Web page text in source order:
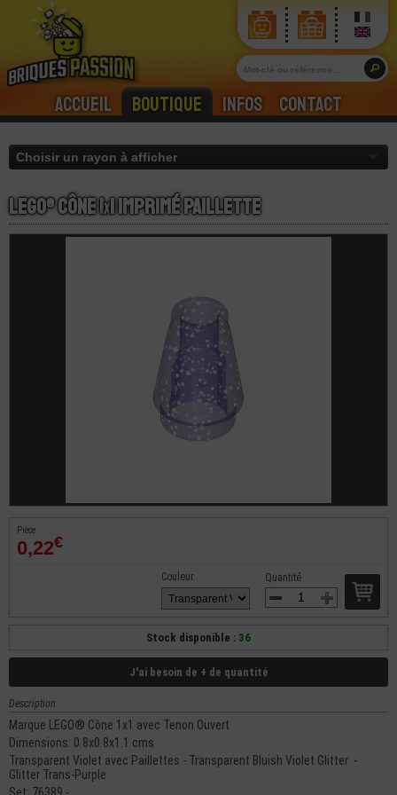
Accueil Boutique Infos Contact
LEGO® Cône 1x1 Imprimé Paillette
Pièce
0,22€
Quantité
Couleur
Stock disponible : 36
J'ai besoin de + de quantité
Description
Marque LEGO® Cône 1x1 avec Tenon Ouvert
Dimensions: 0.8x0.8x1.1 cms
Transparent Violet avec Paillettes - Transparent Bluish Violet Glitter -
Glitter Trans-Purple